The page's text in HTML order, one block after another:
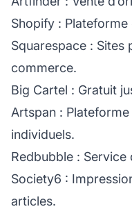
Shopify :
Squarespace : Sites
commerce.
Big Cartel : Gratuit
Artspan :
individuels.
Redbubble : Service
Society6 :
articles.